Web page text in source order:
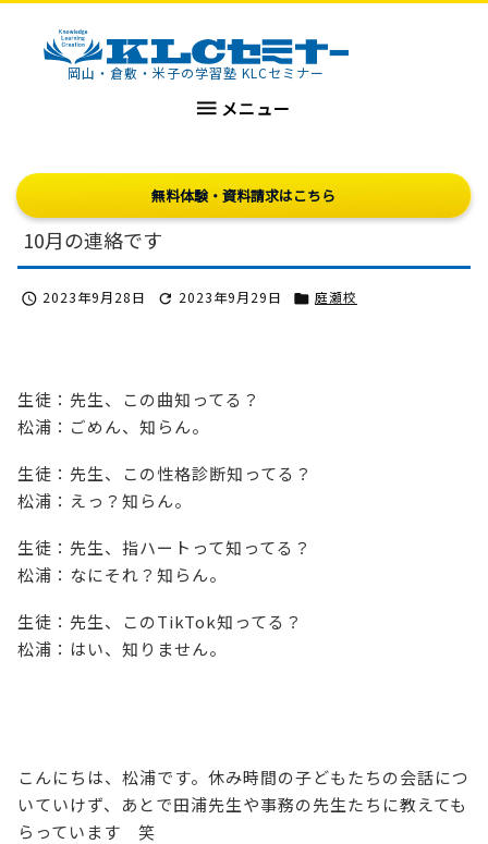
KLCセミナー岡山・倉敷・米子の学習塾 KLCセミナー
 メニュー
無料体験・資料請求はこちら
10月の連絡です
 2023年9月28日  2023年9月29日  庭瀬校
生徒：先生、この曲知ってる？
松浦：ごめん、知らん。
生徒：先生、この性格診断知ってる？
松浦：えっ？知らん。
生徒：先生、指ハートって知ってる？
松浦：なにそれ？知らん。
生徒：先生、このTikTok知ってる？
松浦：はい、知りません。
こんにちは、松浦です。休み時間の子どもたちの会話につ
いていけず、あとで田浦先生や事務の先生たちに教えても
らっています 笑